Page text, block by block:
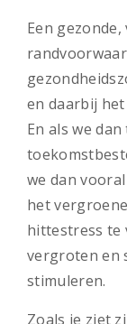
Een
en daarbij
En als we
we dan
het
hittestress te
vergroten en
stimuleren.
Zoals je ziet